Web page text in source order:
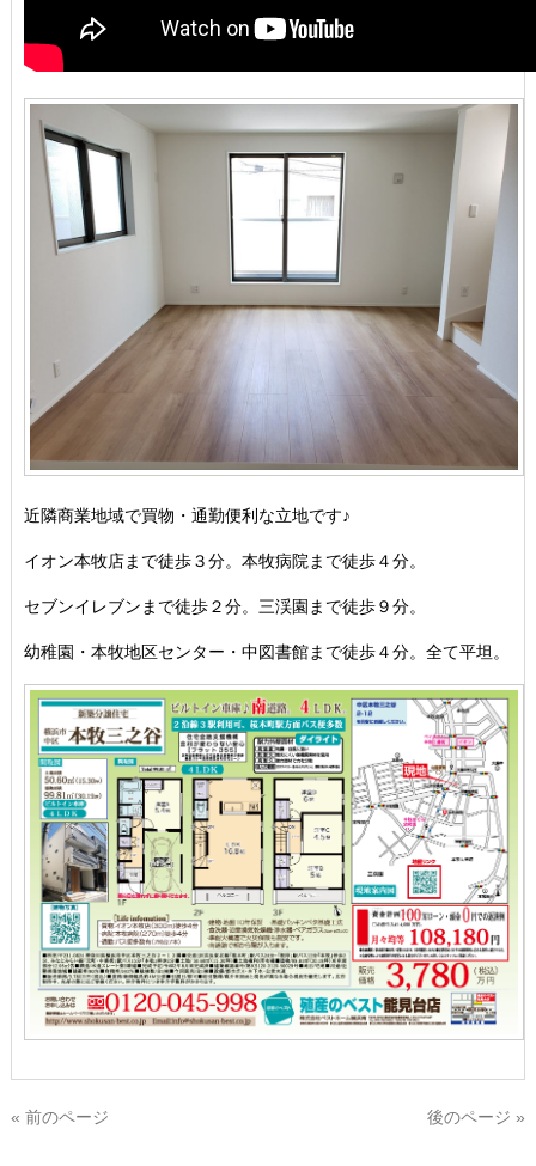
近隣商業地域で買物・通勤便利な立地です♪
イオン本牧店まで徒歩３分。本牧病院まで徒歩４分。
セブンイレブンまで徒歩２分。三渓園まで徒歩９分。
幼稚園・本牧地区センター・中図書館まで徒歩４分。全て平坦。
« 前のページ 後のページ »